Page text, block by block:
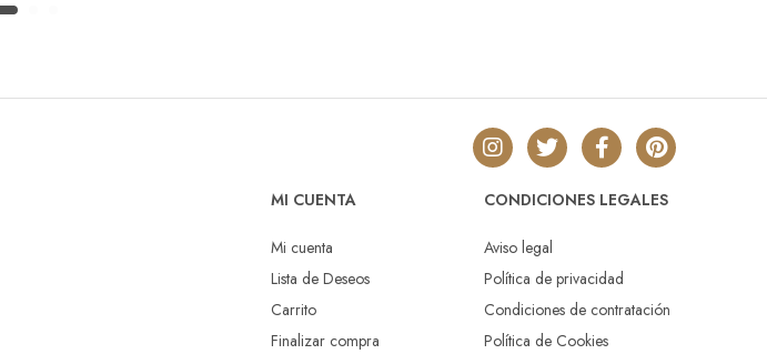
MI CUENTA
Mi cuenta
Lista de Deseos
Carrito
Finalizar compra
CONDICIONES LEGALES
Aviso legal
Política de privacidad
Condiciones de contratación
Política de Cookies